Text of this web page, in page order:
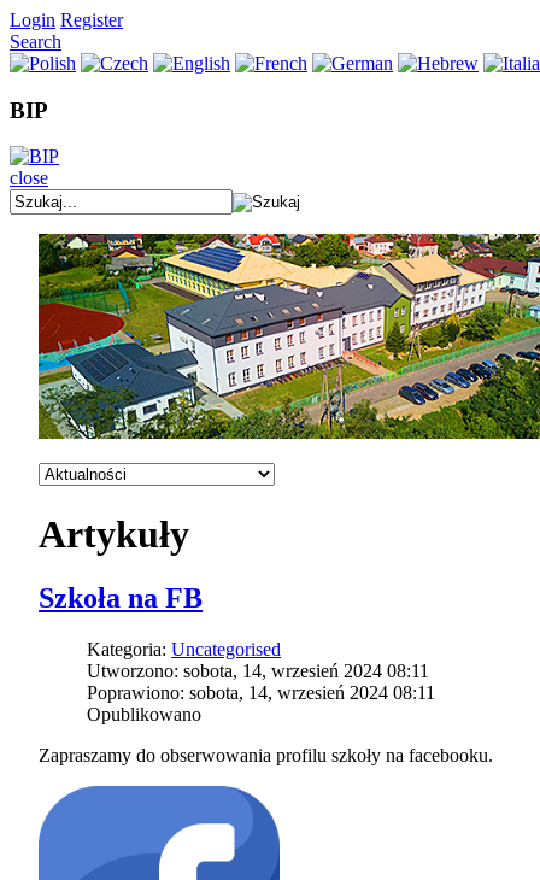
Login Register
Search
BIP
close
Artykuły
Szkoła na FB
Kategoria:Uncategorised
Utworzono: sobota, 14, wrzesień 2024 08:11
Poprawiono: sobota, 14, wrzesień 2024 08:11
Opublikowano
Zapraszamy do obserwowania profilu szkoły na facebooku.